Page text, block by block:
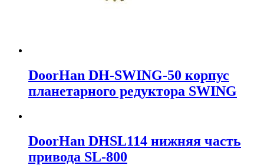
DoorHan DH-SWING-50 корпус
планетарного редуктора SWING
DoorHan DHSL114 нижняя часть
привода SL-800